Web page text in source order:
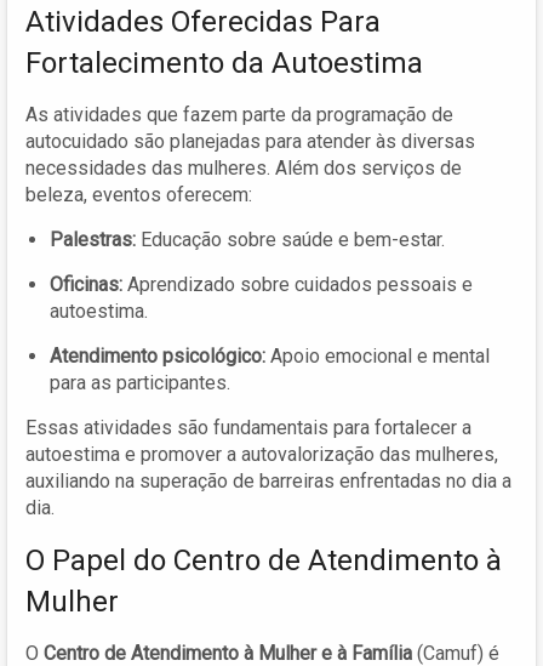
Atividades Oferecidas Para
Fortalecimento da Autoestima
As atividades que fazem parte da programação de
autocuidado são planejadas para atender às diversas
necessidades das mulheres. Além dos serviços de
beleza, eventos oferecem:
Palestras: Educação sobre saúde e bem-estar.
Oficinas: Aprendizado sobre cuidados pessoais e
autoestima.
Atendimento psicológico: Apoio emocional e mental
para as participantes.
Essas atividades são fundamentais para fortalecer a
autoestima e promover a autovalorização das mulheres,
auxiliando na superação de barreiras enfrentadas no dia a
dia.
O Papel do Centro de Atendimento à
Mulher
O Centro de Atendimento à Mulher e à Família (Camuf) é